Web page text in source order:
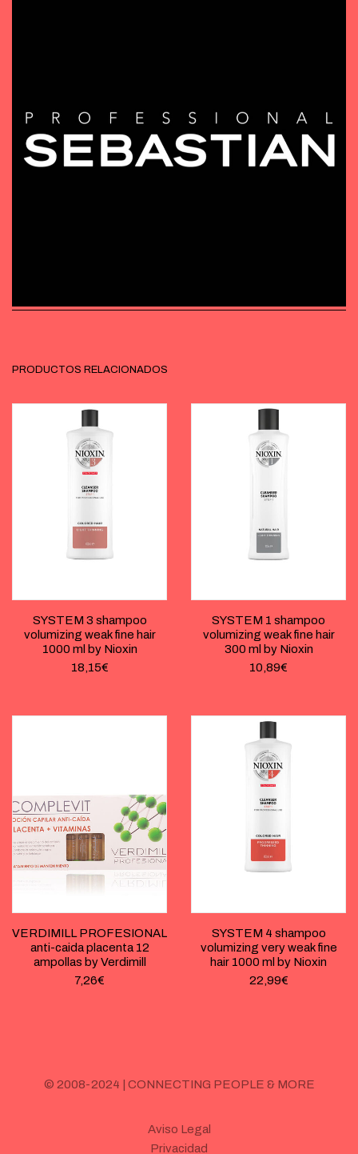
PRODUCTOS RELACIONADOS
SYSTEM 3 shampoo
volumizing weak fine hair
1000 ml by Nioxin
18,15€
SYSTEM 1 shampoo
volumizing weak fine hair
300 ml by Nioxin
10,89€
VERDIMILL PROFESIONAL
anti-caida placenta 12
ampollas by Verdimill
7,26€
SYSTEM 4 shampoo
volumizing very weak fine
hair 1000 ml by Nioxin
22,99€
© 2008-2024 | CONNECTING PEOPLE & MORE
Aviso Legal
Privacidad